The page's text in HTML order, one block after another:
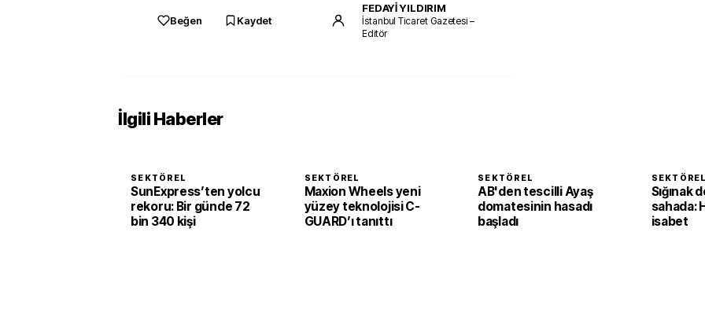
Beğen Kaydet
FEDAYİ YILDIRIM
İstanbul Ticaret Gazetesi –
Editör
İlgili Haberler
SEKTÖREL
SunExpress’ten yolcu
rekoru: Bir günde 72
bin 340 kişi
SEKTÖREL
Maxion Wheels yeni
yüzey teknolojisi C-
GUARD’ı tanıttı
SEKTÖREL
AB'den tescilli Ayaş
domatesinin hasadı
başladı
SEKTÖREL
Sığınak
sahada:
isabet